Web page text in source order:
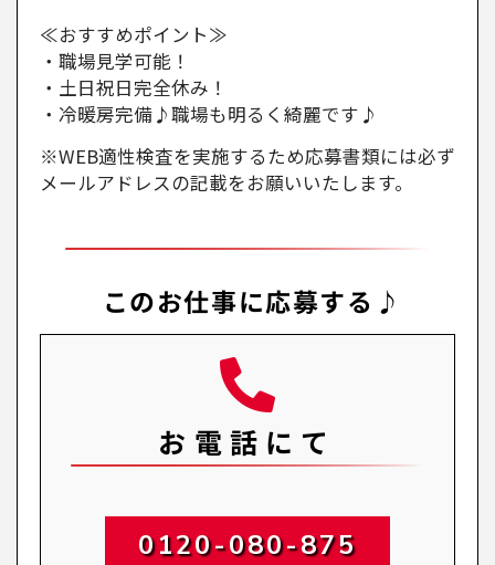
≪おすすめポイント≫
・職場見学可能！
・土日祝日完全休み！
・冷暖房完備♪職場も明るく綺麗です♪
※WEB適性検査を実施するため応募書類には必ず
メールアドレスの記載をお願いいたします。
このお仕事に応募する♪
お電話にて
0120-080-875